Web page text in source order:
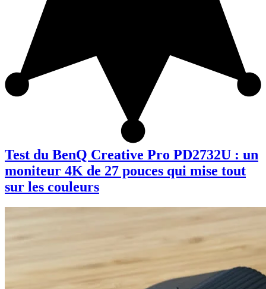
Test du BenQ Creative Pro PD2732U : un
moniteur 4K de 27 pouces qui mise tout
sur les couleurs